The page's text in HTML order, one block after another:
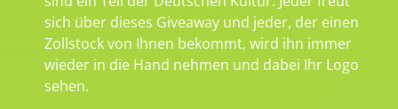
sich über dieses Giveaway und jeder, der einen
Zollstock von Ihnen bekommt, wird ihn immer
wieder in die Hand nehmen und dabei Ihr Logo
sehen.